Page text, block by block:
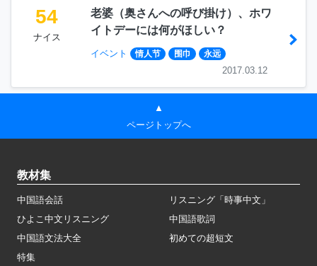
54
ナイス
老婆（奥さんへの呼び掛け）、ホワ
イトデーには何がほしい？
イベント 情人节 围巾 永远
2017.03.12
▲
ページトップへ
教材集
中国語会話
リスニング「時事中文」
ひよこ中文リスニング
中国語歌詞
中国語文法大全
初めての超短文
特集